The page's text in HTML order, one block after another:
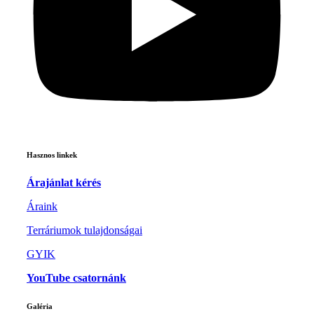
Hasznos linkek
Árajánlat kérés
Áraink
Terráriumok tulajdonságai
GYIK
YouTube csatornánk
Galéria